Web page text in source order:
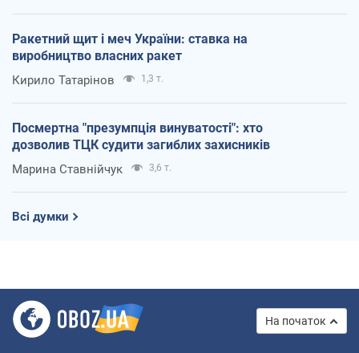
Ракетний щит і меч України: ставка на
виробництво власних ракет
Кирило Татарінов 1,3 т.
Посмертна "презумпція винуватості": хто
дозволив ТЦК судити загиблих захисників
Марина Ставнійчук 3,6 т.
Всі думки
На початок